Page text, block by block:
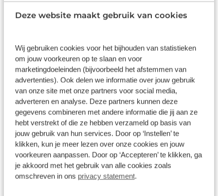
Deze website maakt gebruik van cookies
Wij gebruiken cookies voor het bijhouden van statistieken
om jouw voorkeuren op te slaan en voor
marketingdoeleinden (bijvoorbeeld het afstemmen van
advertenties). Ook delen we informatie over jouw gebruik
van onze site met onze partners voor social media,
adverteren en analyse. Deze partners kunnen deze
gegevens combineren met andere informatie die jij aan ze
hebt verstrekt of die ze hebben verzameld op basis van
jouw gebruik van hun services. Door op ‘Instellen’ te
klikken, kun je meer lezen over onze cookies en jouw
voorkeuren aanpassen. Door op ‘Accepteren’ te klikken, ga
je akkoord met het gebruik van alle cookies zoals
omschreven in ons privacy statement.
oplaadaanbiedingen te doen, hopen we waarde te
creëren voor klanten én de gezamenlijke transitie
naar een slimme, groene samenleving te
versnellen.” Vattenfall, partner in Zweden,
benadrukt dat het initiatief aansluit bij hun missie
om fossielvrije mobiliteit te ondersteunen en het
gebruik van duurzame stroom verder te
bevorderen. Volvo Cars en Vattenfall bouwen voort
op een lange samenwerking: al eerder werkten ze
samen aan duurzame energie voor Volvo-
productielocaties en elektrificatieprojecten.